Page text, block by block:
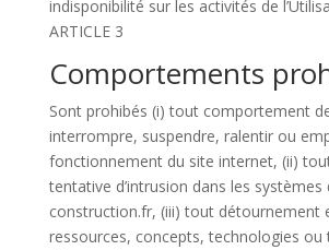
indisponibilité sur les activités de
ARTICLE 3
Comportements
Sont prohibés (i) tout comportement
interrompre, suspendre, ralentir ou
fonctionnement du site internet, (ii)
tentative d’intrusion dans les
construction.fr, (iii) tout détournement
ressources, concepts, technologies ou